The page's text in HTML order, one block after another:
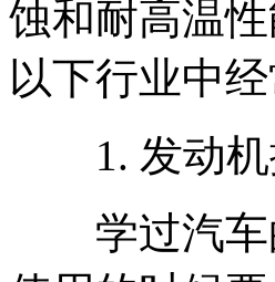
蚀和耐高温
以下行业中经
1. 发动机
学过汽车